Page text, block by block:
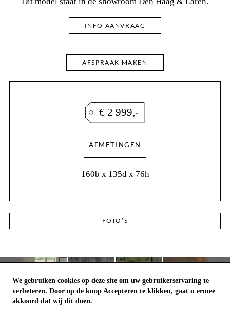
INFO AANVRAAG
AFSPRAAK MAKEN
€ 2 999,-
AFMETINGEN
160b x 135d x 76h
FOTO’S
We gebruiken cookies op deze site om uw gebruikerservaring te
verbeteren. Door op de knop Accepteren te klikken, gaat u ermee
akkoord dat wij dit doen.